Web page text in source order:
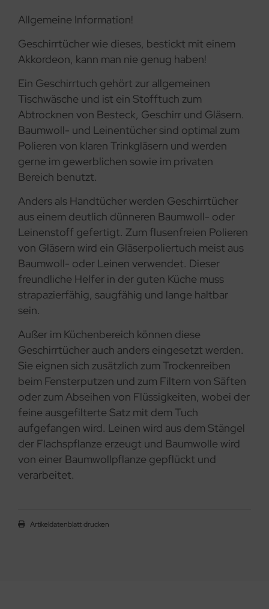
Allgemeine Information!
Geschirrtücher wie dieses, bestickt mit einem
Akkordeon, kann man nie genug haben!
Ein Geschirrtuch gehört zur allgemeinen
Tischwäsche und ist ein Stofftuch zum
Abtrocknen von Besteck, Geschirr und Gläsern.
Baumwoll- und Leinentücher sind optimal zum
Polieren von klaren Trinkgläsern und werden
gerne im gewerblichen sowie im privaten
Bereich benutzt.
Anders als Handtücher werden Geschirrtücher
aus einem deutlich dünneren Baumwoll- oder
Leinenstoff gefertigt. Zum flusenfreien Polieren
von Gläsern wird ein Gläserpoliertuch meist aus
Baumwoll- oder Leinen verwendet. Dieser
freundliche Helfer in der guten Küche muss
strapazierfähig, saugfähig und lange haltbar
sein.
Außer im Küchenbereich können diese
Geschirrtücher auch anders eingesetzt werden.
Sie eignen sich zusätzlich zum Trockenreiben
beim Fensterputzen und zum Filtern von Säften
oder zum Abseihen von Flüssigkeiten, wobei der
feine ausgefilterte Satz mit dem Tuch
aufgefangen wird. Leinen wird aus dem Stängel
der Flachspflanze erzeugt und Baumwolle wird
von einer Baumwollpflanze gepflückt und
verarbeitet.
Artikeldatenblatt drucken